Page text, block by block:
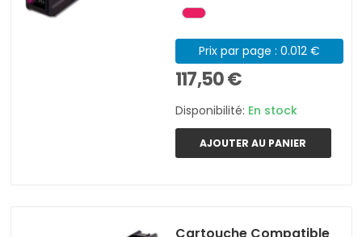
Prix par page : 0.012 €
117,50 €
Disponibilité: En stock
AJOUTER AU PANIER